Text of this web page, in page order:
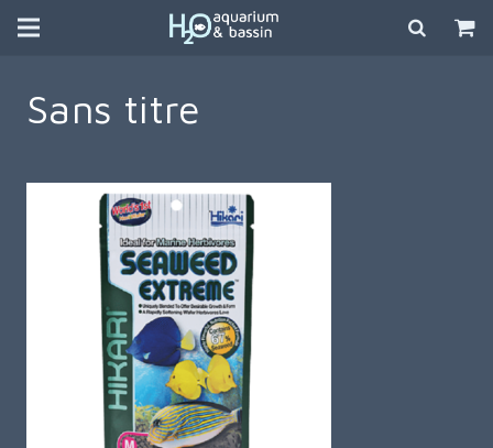
Sans titre